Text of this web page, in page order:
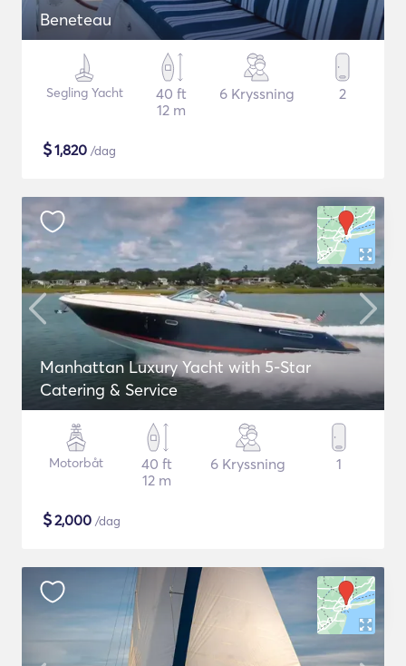
Beneteau
Segling Yacht
40 ft
12 m
6 Kryssning 2
$1,820 /dag
Manhattan Luxury Yacht with 5-Star
Catering & Service
Motorbåt
40 ft
12 m
6 Kryssning 1
$2,000 /dag